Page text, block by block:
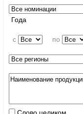
Года
c по